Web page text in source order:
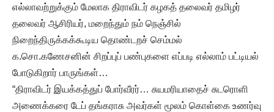
எல்லாவற்றுக்கும் மேலாக திராவிடர் கழகத் தலைவர் தமிழர்
தலைவர் ஆசிரியர், மறைந்தும் நம் நெஞ்சில்
நிறைந்திருக்கக்கூடிய தொண்டறச் செம்மல்
க.சொ.கணேசனின் சிறப்புப் பண்புகளை எப்படி எல்லாம் பட்டியல்
போடுகிறார் பாருங்கள்…
“திராவிடர் இயக்கத்துப் போர்வீரர்… சுயமரியாதைச் சுடரொளி
அணைக்கரை டேப் தங்கராசு அவர்கள் மூலம் கொள்கை உணர்வு